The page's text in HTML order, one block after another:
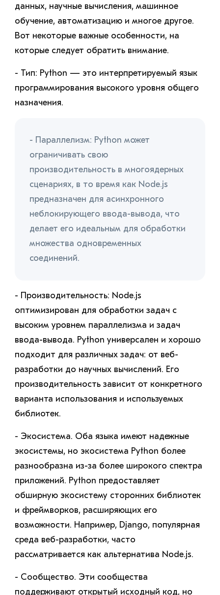
данных, научные вычисления, машинное
обучение, автоматизацию и многое другое.
Вот некоторые важные особенности, на
которые следует обратить внимание.
- Тип: Python — это интерпретируемый язык
программирования высокого уровня общего
назначения.
- Параллелизм: Python может
ограничивать свою
производительность в многоядерных
сценариях, в то время как Node.js
предназначен для асинхронного
неблокирующего ввода-вывода, что
делает его идеальным для обработки
множества одновременных
соединений.
- Производительность: Node.js
оптимизирован для обработки задач с
высоким уровнем параллелизма и задач
ввода-вывода. Python универсален и хорошо
подходит для различных задач: от веб-
разработки до научных вычислений. Его
производительность зависит от конкретного
варианта использования и используемых
библиотек.
- Экосистема. Оба языка имеют надежные
экосистемы, но экосистема Python более
разнообразна из-за более широкого спектра
приложений. Python предоставляет
обширную экосистему сторонних библиотек
и фреймворков, расширяющих его
возможности. Например, Django, популярная
среда веб-разработки, часто
рассматривается как альтернатива Node.js.
- Сообщество. Эти сообщества
поддерживают открытый исходный код, но